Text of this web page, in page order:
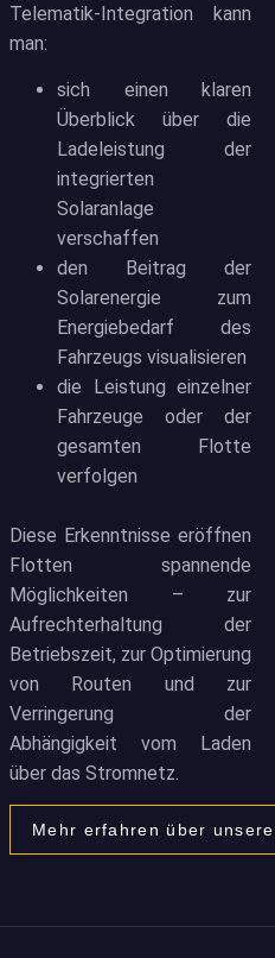
Telematik-Integration kann
man:
sich einen klaren
Überblick über die
Ladeleistung der
integrierten
Solaranlage
verschaffen
den Beitrag der
Solarenergie zum
Energiebedarf des
Fahrzeugs visualisieren
die Leistung einzelner
Fahrzeuge oder der
gesamten Flotte
verfolgen
Diese Erkenntnisse eröffnen
Flotten spannende
Möglichkeiten – zur
Aufrechterhaltung der
Betriebszeit, zur Optimierung
von Routen und zur
Verringerung der
Abhängigkeit vom Laden
über das Stromnetz.
Mehr erfahren über